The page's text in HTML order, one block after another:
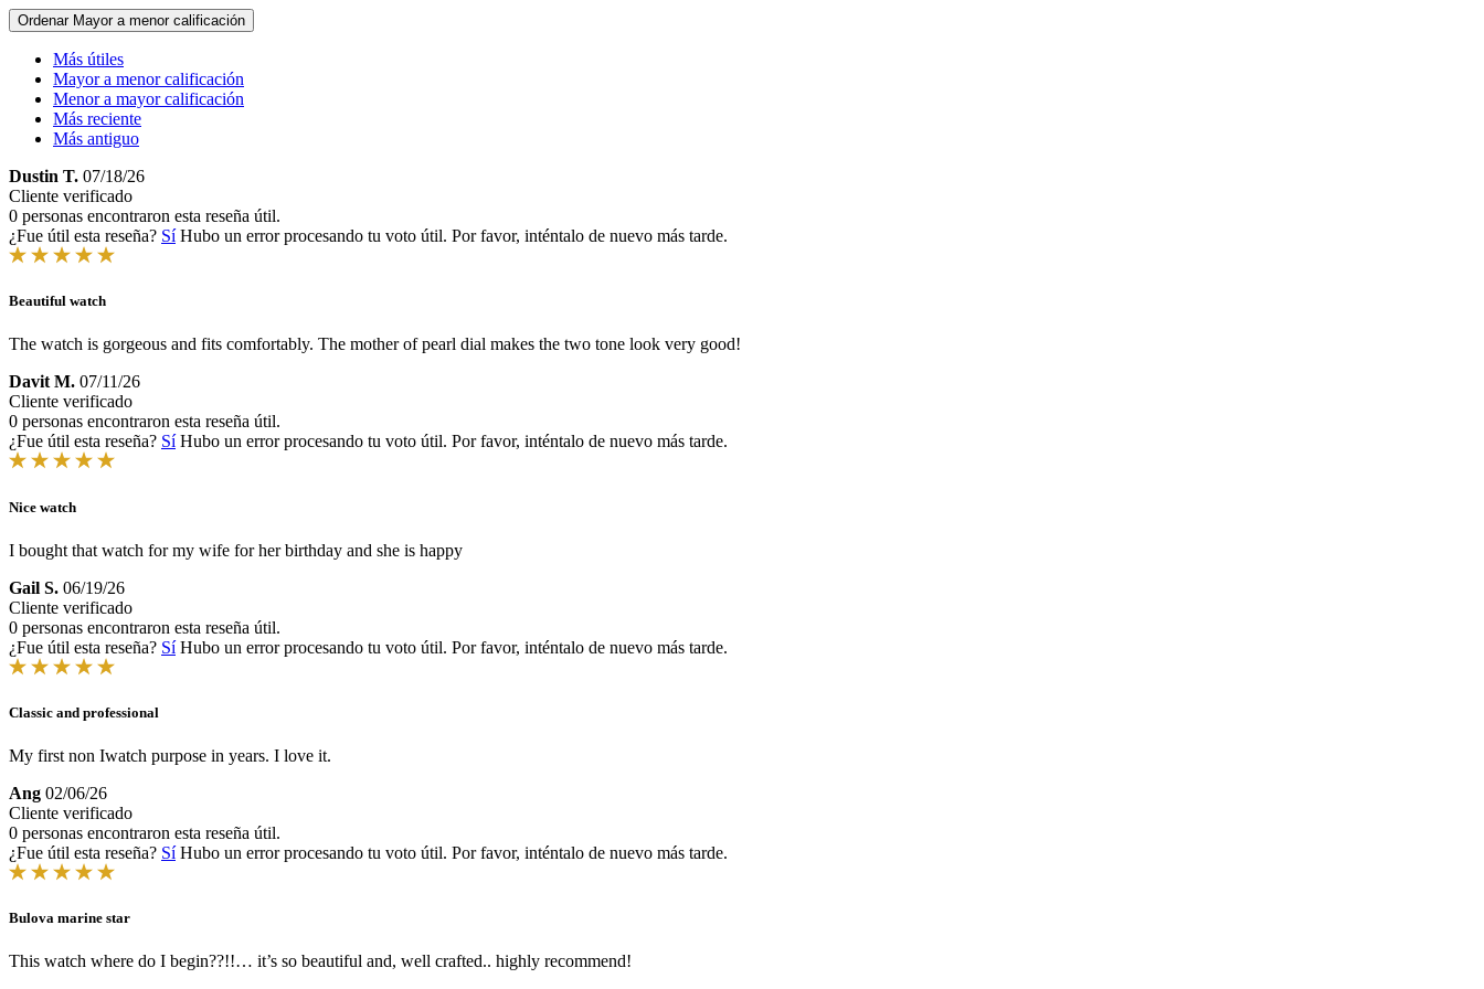
Ordenar Mayor a menor calificación
Más útiles
Mayor a menor calificación
Menor a mayor calificación
Más reciente
Más antiguo
Dustin T. 07/18/26
Cliente verificado
0 personas encontraron esta reseña útil.
¿Fue útil esta reseña? Sí Hubo un error procesando tu voto útil. Por favor, inténtalo de nuevo más tarde.
Beautiful watch
The watch is gorgeous and fits comfortably. The mother of pearl dial makes the two tone look very good!
Davit M. 07/11/26
Cliente verificado
0 personas encontraron esta reseña útil.
¿Fue útil esta reseña? Sí Hubo un error procesando tu voto útil. Por favor, inténtalo de nuevo más tarde.
Nice watch
I bought that watch for my wife for her birthday and she is happy
Gail S. 06/19/26
Cliente verificado
0 personas encontraron esta reseña útil.
¿Fue útil esta reseña? Sí Hubo un error procesando tu voto útil. Por favor, inténtalo de nuevo más tarde.
Classic and professional
My first non Iwatch purpose in years. I love it.
Ang 02/06/26
Cliente verificado
0 personas encontraron esta reseña útil.
¿Fue útil esta reseña? Sí Hubo un error procesando tu voto útil. Por favor, inténtalo de nuevo más tarde.
Bulova marine star
This watch where do I begin??!!… it’s so beautiful and, well crafted.. highly recommend!